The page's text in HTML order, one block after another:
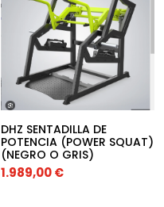
DHZ SENTADILLA DE
POTENCIA (POWER SQUAT)
(NEGRO O GRIS)
1.989,00€